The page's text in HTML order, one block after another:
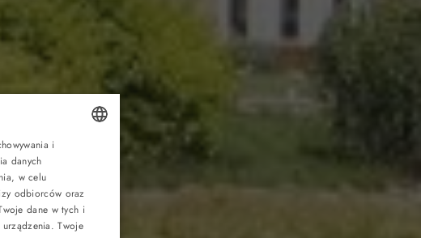
GERMAN
i
danych
w celu
odbiorców oraz
dane w tych i
Twoje